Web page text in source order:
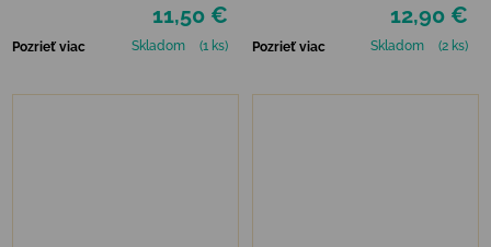
11,50 €
Pozrieť viac Skladom (1 ks)
12,90 €
Pozrieť viac Skladom (2 ks)